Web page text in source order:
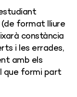
(de format lliure
constància
i les errades,
amb els
que formi part